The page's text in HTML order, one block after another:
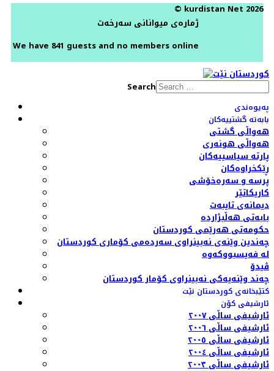
© kurdistan Net 2026
ژمارەی میوانانی سەرخەت
We have 841 guests and no members online
Search
پەیوەندی
بابەتە گشتییەکان
هەواڵی گشتی
هەواڵی هونەری
پارتە سیاسییەکان
ڕێکخراوەکان
پرسە و سەرەخۆشی
کاریکاتێر
دیمانەی تایبەت
بابەتی هەڵبژاردە
حکومەتی هەرێمی کوردستان
چەندین وێنەی نەبینراوی سەردەمی کۆماری کوردستان
لە فەیسبووکەوە
ڤیدۆ
چەند وێنەیەکی نەبینراوی کۆمار کوردستان
کتێبخانەی کوردستان نێت
ئارشیفی کۆن
ئارشیفی ساڵی ٢٠٠٧
ئارشیفی ساڵی ٢٠٠٦
ئارشیفی ساڵی ٢٠٠٥
ئارشیفی ساڵی ٢٠٠٤
ئارشیفی ساڵی ٢٠٠٣